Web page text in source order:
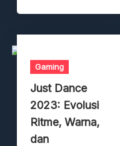
Gaming
Just Dance
2023: Evolusi
Ritme, Warna,
dan